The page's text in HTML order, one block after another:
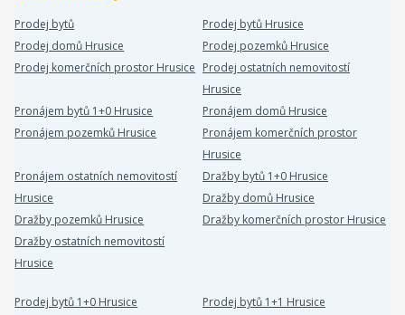
Prodej bytů
Prodej bytů Hrusice
Prodej domů Hrusice
Prodej pozemků Hrusice
Prodej komerčních prostor Hrusice Prodej ostatních nemovitostí
Hrusice
Pronájem bytů 1+0 Hrusice
Pronájem domů Hrusice
Pronájem pozemků Hrusice
Pronájem komerčních prostor
Hrusice
Pronájem ostatních nemovitostí
Hrusice
Dražby bytů 1+0 Hrusice
Dražby domů Hrusice
Dražby pozemků Hrusice
Dražby komerčních prostor Hrusice
Dražby ostatních nemovitostí
Hrusice
Prodej bytů 1+0 Hrusice
Prodej bytů 1+1 Hrusice